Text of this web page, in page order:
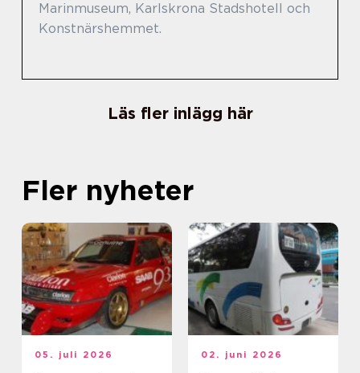
Marinmuseum, Karlskrona Stadshotell och
Konstnärshemmet.
Läs fler inlägg här
Fler nyheter
05. juli 2026 02. juni 2026